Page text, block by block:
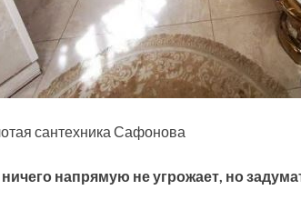
сантехника Сафонова
напрямую не угрожает, но